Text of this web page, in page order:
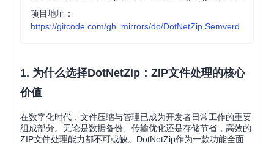
项目地址：
https://gitcode.com/gh_mirrors/do/DotNetZip.Semverd
1. 为什么选择DotNetZip：ZIP文件处理的核心
价值
在数字化时代，文件压缩与管理已成为开发者日常工作的重要
组成部分。无论是数据备份、传输优化还是存储节省，高效的
ZIP文件处理能力都不可或缺。DotNetZip作为一款功能全面